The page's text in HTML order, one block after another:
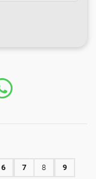
6 7 8 9